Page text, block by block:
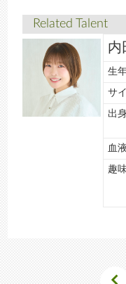
Related Talent
内
生
サ
出
血
趣